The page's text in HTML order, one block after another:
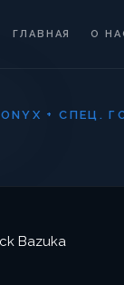
ГЛАВНАЯ О
ONYX + СПЕЦ.